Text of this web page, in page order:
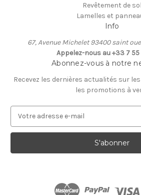
Revêtement de sol
Lamelles et
Info
67, Avenue Michelet 93400 saint
Appelez-nous au +33 7 55
Abonnez-vous à notre
Recevez les dernières actualités sur
les promotions à
r
s